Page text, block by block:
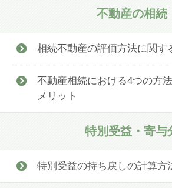
不動産の相続
相続不動産の評価方法に関す
不動産相続における4つの方
メリット
特別受益・寄与
特別受益の持ち戻しの計算方